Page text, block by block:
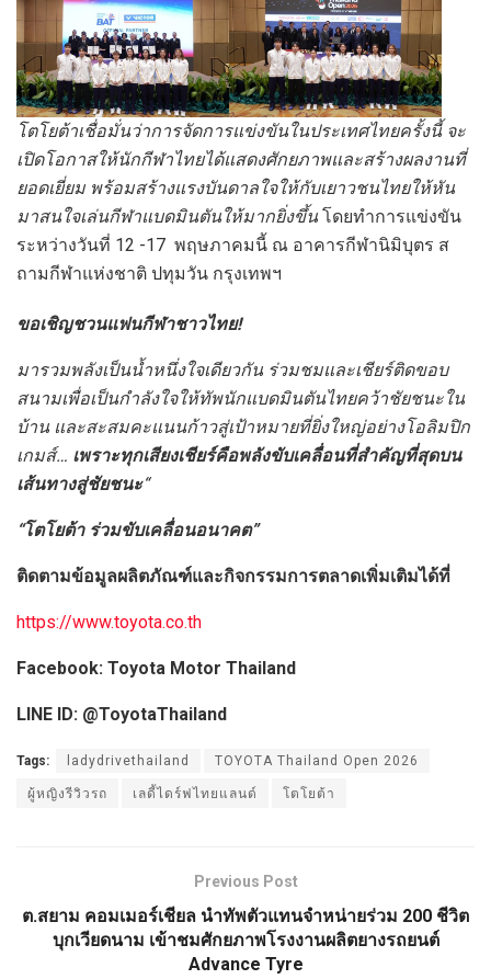
โตโยต้าเชื่อมั่นว่าการจัดการแข่งขันในประเทศไทยครั้งนี้ จะ
เปิดโอกาสให้นักกีฬาไทยได้แสดงศักยภาพและสร้างผลงานที่
ยอดเยี่ยม พร้อมสร้างแรงบันดาลใจให้กับเยาวชนไทยให้หัน
มาสนใจเล่นกีฬาแบดมินตันให้มากยิ่งขึ้น โดยทำการแข่งขัน
ระหว่างวันที่ 12 -17 พฤษภาคมนี้ ณ อาคารกีฬานิมิบุตร ส
ถามกีฬาแห่งชาติ ปทุมวัน กรุงเทพฯ
ขอเชิญชวนแฟนกีฬาชาวไทย!
มารวมพลังเป็นน้ำหนึ่งใจเดียวกัน ร่วมชมและเชียร์ติดขอบ
สนามเพื่อเป็นกำลังใจให้ทัพนักแบดมินตันไทยคว้าชัยชนะใน
บ้าน และสะสมคะแนนก้าวสู่เป้าหมายที่ยิ่งใหญ่อย่างโอลิมปิก
เกมส์… เพราะทุกเสียงเชียร์คือพลังขับเคลื่อนที่สำคัญที่สุดบน
เส้นทางสู่ชัยชนะ“
“โตโยต้า ร่วมขับเคลื่อนอนาคต”
ติดตามข้อมูลผลิตภัณฑ์และกิจกรรมการตลาดเพิ่มเติมได้ที่
https://www.toyota.co.th
Facebook: Toyota Motor Thailand
LINE ID: @ToyotaThailand
Tags: ladydrivethailand TOYOTA Thailand Open 2026
ผู้หญิงรีวิวรถ เลดี้ไดร์ฟไทยแลนด์ โตโยต้า
Previous Post
ต.สยาม คอมเมอร์เชียล นำทัพตัวแทนจำหน่ายร่วม 200 ชีวิต
บุกเวียดนาม เข้าชมศักยภาพโรงงานผลิตยางรถยนต์
Advance Tyre